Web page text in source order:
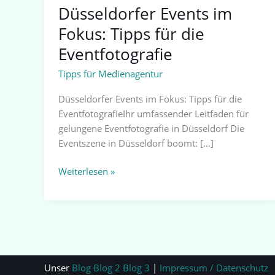
Düsseldorfer Events im
Fokus: Tipps für die
Eventfotografie
Tipps für Medienagentur
Düsseldorfer Events im Fokus: Tipps für die
EventfotografieIhr umfassender Leitfaden für
gelungene Eventfotografie in Düsseldorf Die
Eventszene in Düsseldorf boomt: […]
Weiterlesen »
Unser Blog Blog 2 Blog 3 | Impressum / Datenschutz